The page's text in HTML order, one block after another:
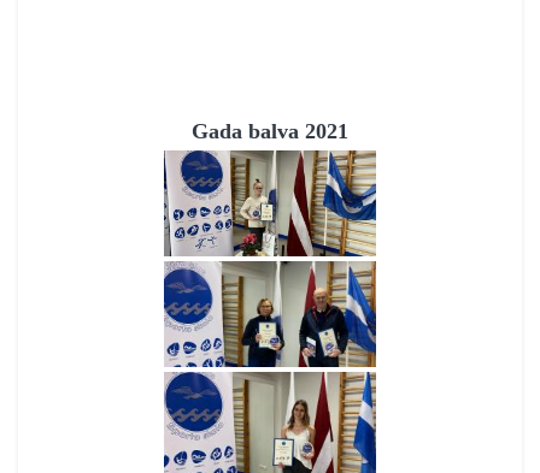
Gada balva 2021